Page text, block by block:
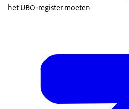
het UBO-register moeten